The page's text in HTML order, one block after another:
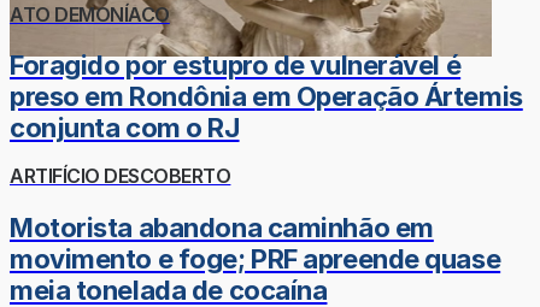
ATO DEMONÍACO
Foragido por estupro de vulnerável é
preso em Rondônia em Operação Ártemis
conjunta com o RJ
ARTIFÍCIO DESCOBERTO
Motorista abandona caminhão em
movimento e foge; PRF apreende quase
meia tonelada de cocaína